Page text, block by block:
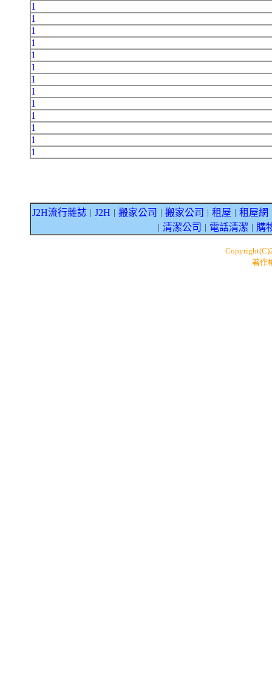
1
1
1
1
1
1
1
1
1
1
1
1
1
J2H流行雜誌 J2H 搬家公司 搬家公司 租屋 租屋網
清潔公司 電話清潔 購
著作